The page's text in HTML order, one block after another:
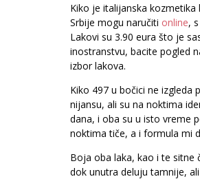
Kiko je italijanska
Srbije mogu naručiti online,
Lakovi su 3.90 eura što je
inostranstvu, bacite pogled
izbor lakova.
Kiko 497 u bočici ne izgleda
nijansu, ali su na noktima
dana, i oba su u isto vreme
noktima tiče, a i formula mi
Boja oba laka, kao i te sitne
dok unutra deluju tamnije,